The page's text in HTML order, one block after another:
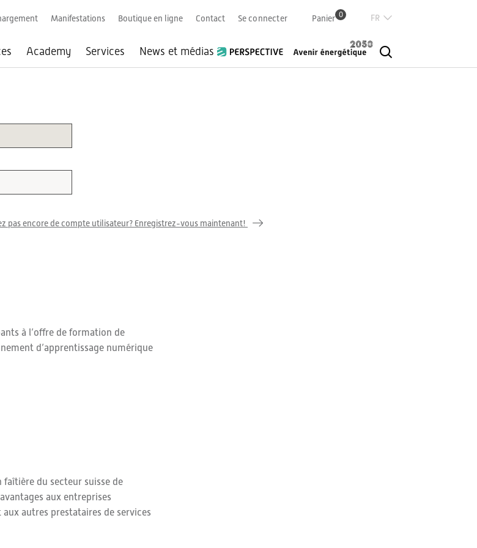
Academy Services News et médias
Manifestations Boutique en ligne Contact Se connecter Panier 0
English
pas encore de compte utilisateur? Enregistrez-vous maintenant!
à l’offre de formation de
d’apprentissage numérique
faîtière du secteur suisse de
aux entreprises
autres prestataires de services